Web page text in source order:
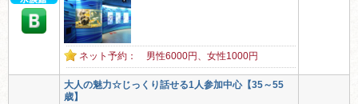
ネット予約： 男性6000円、女性1000円
大人の魅力☆じっくり話せる1人参加中心【35～55
歳】